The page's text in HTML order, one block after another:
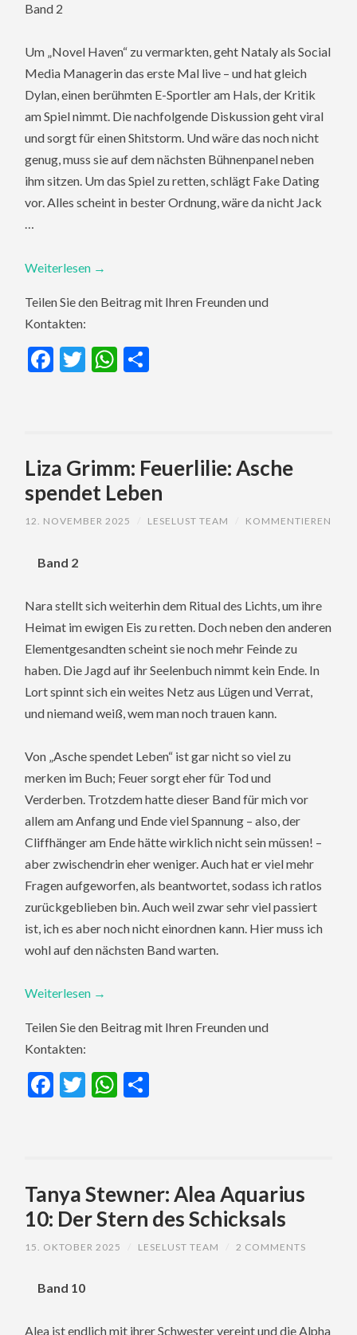
Band 2
Um „Novel Haven“ zu vermarkten, geht Nataly als Social
Media Managerin das erste Mal live – und hat gleich
Dylan, einen berühmten E-Sportler am Hals, der Kritik
am Spiel nimmt. Die nachfolgende Diskussion geht viral
und sorgt für einen Shitstorm. Und wäre das noch nicht
genug, muss sie auf dem nächsten Bühnenpanel neben
ihm sitzen. Um das Spiel zu retten, schlägt Fake Dating
vor. Alles scheint in bester Ordnung, wäre da nicht Jack
…
Weiterlesen →
Teilen Sie den Beitrag mit Ihren Freunden und
Kontakten:
Facebook
TwitterWhatsApp
Liza Grimm: Feuerlilie: Asche
spendet Leben
12. NOVEMBER 2025 LESELUST TEAM KOMMENTIEREN
Band 2
Nara stellt sich weiterhin dem Ritual des Lichts, um ihre
Heimat im ewigen Eis zu retten. Doch neben den anderen
Elementgesandten scheint sie noch mehr Feinde zu
haben. Die Jagd auf ihr Seelenbuch nimmt kein Ende. In
Lort spinnt sich ein weites Netz aus Lügen und Verrat,
und niemand weiß, wem man noch trauen kann.
Von „Asche spendet Leben“ ist gar nicht so viel zu
merken im Buch; Feuer sorgt eher für Tod und
Verderben. Trotzdem hatte dieser Band für mich vor
allem am Anfang und Ende viel Spannung – also, der
Cliffhänger am Ende hätte wirklich nicht sein müssen! –
aber zwischendrin eher weniger. Auch hat er viel mehr
Fragen aufgeworfen, als beantwortet, sodass ich ratlos
zurückgeblieben bin. Auch weil zwar sehr viel passiert
ist, ich es aber noch nicht einordnen kann. Hier muss ich
wohl auf den nächsten Band warten.
Weiterlesen →
Teilen Sie den Beitrag mit Ihren Freunden und
Kontakten:
Facebook
TwitterWhatsApp
Tanya Stewner: Alea Aquarius
10: Der Stern des Schicksals
15. OKTOBER 2025 LESELUST TEAM 2 COMMENTS
Band 10
Alea ist endlich mit ihrer Schwester vereint und die Alpha